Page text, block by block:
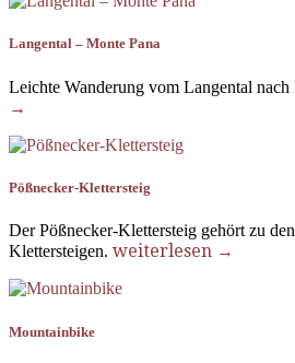
Langental – Monte Pana
Leichte Wanderung vom Langental nach
→
Pößnecker-Klettersteig
Der Pößnecker-Klettersteig gehört zu
Klettersteigen. weiterlesen →
Mountainbike